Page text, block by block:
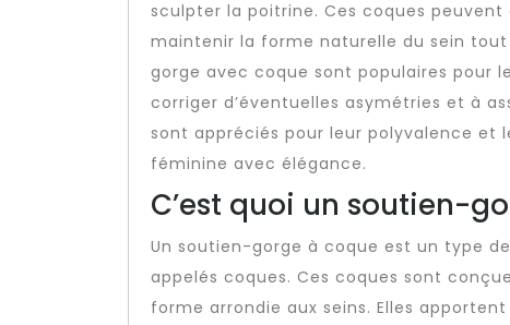
sculpter la poitrine. Ces coques
maintenir la forme naturelle du sein
gorge avec coque sont populaires pour
corriger d’éventuelles asymétries et à
sont appréciés pour leur polyvalence
féminine avec élégance.
C’est quoi un soutien-
Un soutien-gorge à coque est un type
appelés coques. Ces coques sont
forme arrondie aux seins. Elles